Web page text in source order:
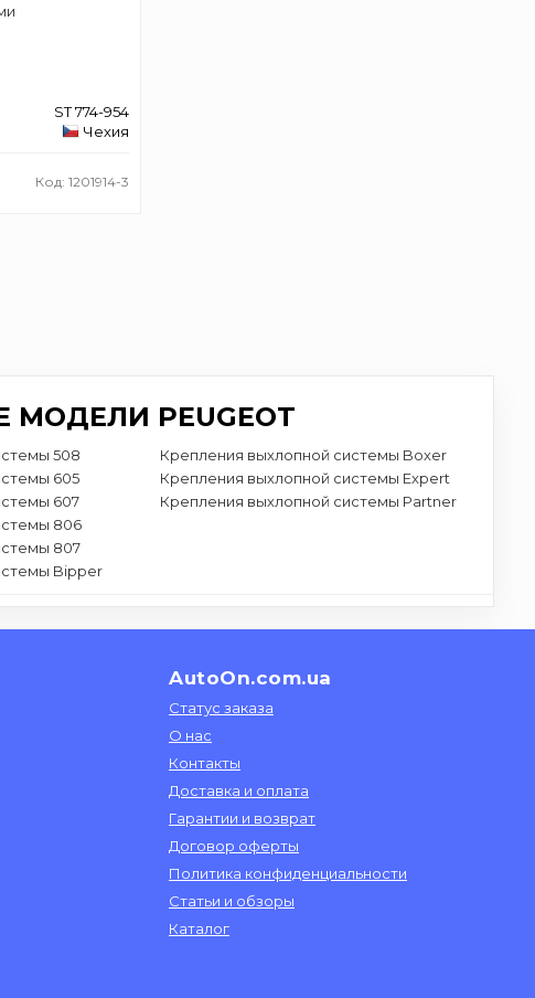
ST 774-954
Чехия
Код: 1201914-3
PEUGEOT
508
605
607
806
807
Bipper
Крепления выхлопной системы Boxer
Крепления выхлопной системы Expert
Крепления выхлопной системы Partner
AutoOn.com.ua
Статус заказа
О нас
Контакты
Доставка и оплата
Гарантии и возврат
Договор оферты
Политика конфиденциальности
Статьи и обзоры
Каталог